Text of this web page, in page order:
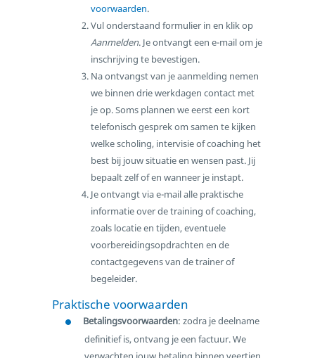
voorwaarden.
Vul onderstaand formulier in en klik op
Aanmelden. Je ontvangt een e-mail om je
inschrijving te bevestigen.
Na ontvangst van je aanmelding nemen
we binnen drie werkdagen contact met
je op. Soms plannen we eerst een kort
telefonisch gesprek om samen te kijken
welke scholing, intervisie of coaching het
best bij jouw situatie en wensen past. Jij
bepaalt zelf of en wanneer je instapt.
Je ontvangt via e-mail alle praktische
informatie over de training of coaching,
zoals locatie en tijden, eventuele
voorbereidingsopdrachten en de
contactgegevens van de trainer of
begeleider.
Praktische voorwaarden
Betalingsvoorwaarden: zodra je deelname
definitief is, ontvang je een factuur. We